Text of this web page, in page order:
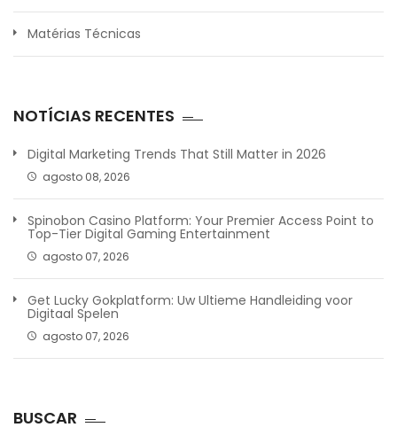
Matérias Técnicas
NOTÍCIAS RECENTES
Digital Marketing Trends That Still Matter in 2026
agosto 08, 2026
Spinobon Casino Platform: Your Premier Access Point to
Top-Tier Digital Gaming Entertainment
agosto 07, 2026
Get Lucky Gokplatform: Uw Ultieme Handleiding voor
Digitaal Spelen
agosto 07, 2026
BUSCAR